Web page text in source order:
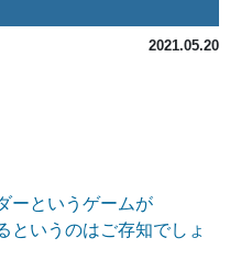
2021.05.20
ーというゲームが
というのはご存知でしょ